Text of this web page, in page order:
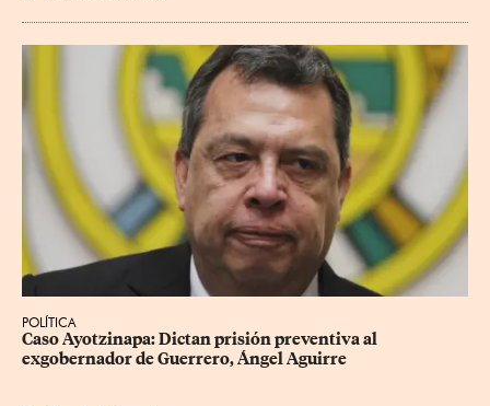
POLÍTICA
Caso Ayotzinapa: Dictan prisión preventiva al
exgobernador de Guerrero, Ángel Aguirre